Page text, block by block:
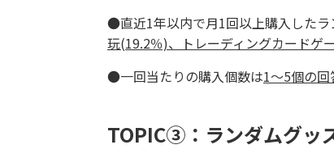
●直近1年以内で月1回以上購入したラ
玩(19.2％)、トレーディングカードゲ
●一回当たりの購入個数は1～5個の
TOPIC③：ランダムグッ